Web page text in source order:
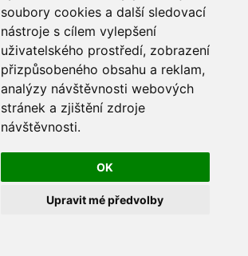
soubory cookies a další sledovací
nástroje s cílem vylepšení
uživatelského prostředí, zobrazení
přizpůsobeného obsahu a reklam,
analýzy návštěvnosti webových
stránek a zjištění zdroje
návštěvnosti.
OK
Upravit mé předvolby